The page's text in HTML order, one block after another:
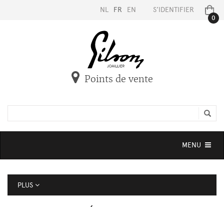
NL FR EN S’IDENTIFIER
0
Points de vente
Toggle
MENU
PLUS